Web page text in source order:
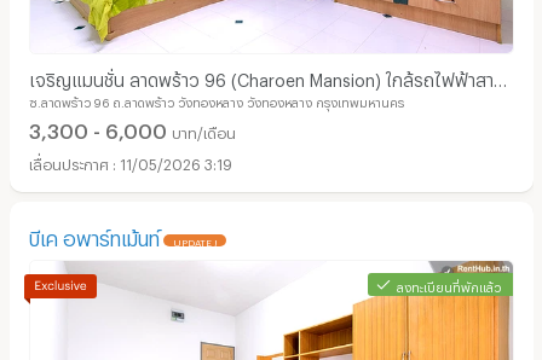
อพาร์ทเม้นท์ หอพัก ย่าน ถนนลาดพร้าว :
เจริญแมนชั่น ลาดพร้าว 96 (Charoen Mansion) ใกล้รถไฟฟ้าสาย
สีเหลือง
ซ.ลาดพร้าว 96 ถ.ลาดพร้าว วังทองหลาง วังทองหลาง กรุงเทพมหานคร
3,300 - 6,000 บาท/เดือน
11/05/2026 3:19
บีเค อพาร์ทเม้นท์ UPDATE !
ลงทะเบียนที่พักแล้ว